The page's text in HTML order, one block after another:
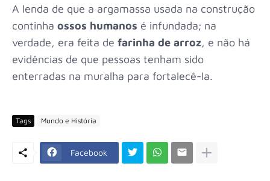
A lenda de que a argamassa usada na construção
continha ossos humanos é infundada; na
verdade, era feita de farinha de arroz, e não há
evidências de que pessoas tenham sido
enterradas na muralha para fortalecê-la.
Tags Mundo e História
Facebook